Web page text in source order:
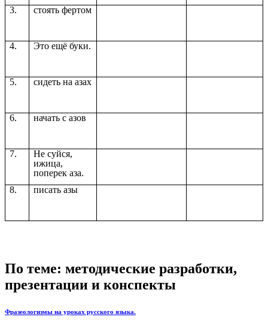
3.
стоять фертом
4. Это ещё буки.
5. сидеть на азах
6. начать с азов
7.
Не суйся,
ижица,
поперек аза.
8.
писать азы
По теме: методические разработки,
презентации и конспекты
Фразеологизмы на уроках русского языка.